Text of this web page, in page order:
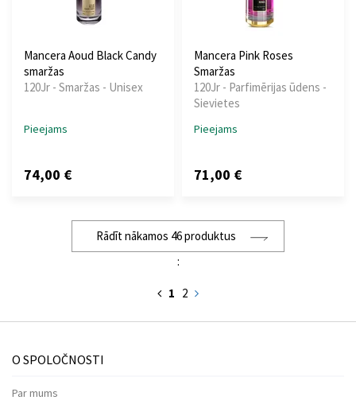
Mancera Aoud Black Candy
smaržas
120Jr - Smaržas - Unisex
Pieejams
74,00 €
Mancera Pink Roses
Smaržas
120Jr - Parfimērijas ūdens -
Sievietes
Pieejams
71,00 €
Rādīt nākamos 46 produktus
:
1 2
O SPOLOČNOSTI
Par mums